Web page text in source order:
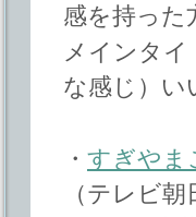
感を持った
メインタ
な感じ）い
・ すぎやま
（テレビ